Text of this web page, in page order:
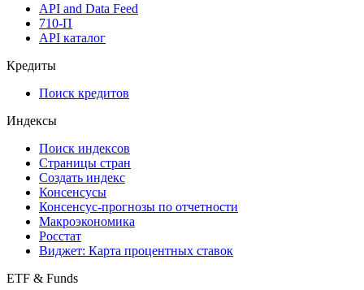
API and Data Feed
710-П
API каталог
Кредиты
Поиск кредитов
Индексы
Поиск индексов
Страницы стран
Создать индекс
Консенсусы
Консенсус-прогнозы по отчетности
Макроэкономика
Росстат
Виджет: Карта процентных ставок
ETF & Funds